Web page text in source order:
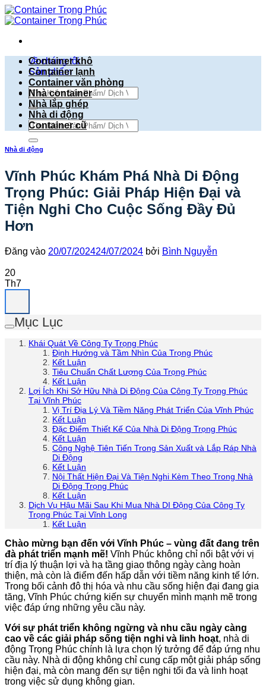
Bỏ
qua
dung
về chúng tôi
Sản phẩm
Tìm
kiếm:
Tìm
kiếm:
Container khô
Container lạnh
Container văn phòng
Nhà container
Nhà lắp ghép
Nhà di động
Container cũ
Nhà di động
Vĩnh Phúc Khám Phá Nhà Di Động
Trọng Phúc: Giải Pháp Hiện Đại và
Tiện Nghi Cho Cuộc Sống Đầy Đủ
Hơn
Đăng vào 20/07/202424/07/2024 bởi Bình Nguyễn
20
Th7
Mục Lục
Khái Quát Về Công Ty Trọng Phúc
Định Hướng và Tầm Nhìn Của Trọng Phúc
Kết Luận
Tiêu Chuẩn Chất Lượng Của Trọng Phúc
Kết Luận
Lợi Ích Khi Sở Hữu Nhà Di Động Của Công Ty Trọng Phúc
Tại Vĩnh Phúc
Vị Trí Địa Lý Và Tiềm Năng Phát Triển Của Vĩnh Phúc
Kết Luận
Đặc Điểm Thiết Kế Của Nhà Di Động Trọng Phúc
Kết Luận
Công Nghệ Tiên Tiến Trong Sản Xuất và Lắp Ráp Nhà
Di Động
Kết Luận
Nội Thất Hiện Đại Và Tiện Nghi Kèm Theo Trong Nhà
Di Động Trọng Phúc
Kết Luận
Dịch Vụ Hậu Mãi Sau Khi Mua Nhà DI Động Của Công Ty
Trọng Phúc Tại Vĩnh Long
Kết Luận
Chào mừng bạn đến với Vĩnh Phúc – vùng đất đang trên
đà phát triển mạnh mẽ! Vĩnh Phúc không chỉ nổi bật với vị
trí địa lý thuận lợi và hạ tầng giao thông ngày càng hoàn
thiện, mà còn là điểm đến hấp dẫn với tiềm năng kinh tế lớn.
Trong bối cảnh đô thị hóa và nhu cầu sống hiện đại đang gia
tăng, Vĩnh Phúc chứng kiến sự chuyển mình mạnh mẽ trong
việc đáp ứng những yêu cầu này.
Với sự phát triển không ngừng và nhu cầu ngày càng
cao về các giải pháp sống tiện nghi và linh hoạt, nhà di
động Trọng Phúc chính là lựa chọn lý tưởng để đáp ứng nhu
cầu này. Nhà di động không chỉ cung cấp một giải pháp sống
hiện đại, mà còn mang đến sự tiện nghi tối đa và linh hoạt
trong việc sử dụng không gian.